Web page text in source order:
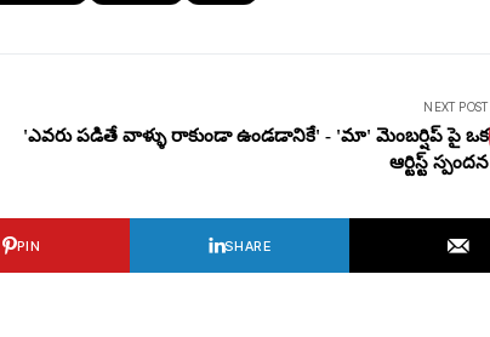
NEXT POST
'ఎవరు పడితే వాళ్ళు రాకుండా ఉండడానికే' - 'మా' మెంబర్షిప్ పై ఒక
ఆర్టిస్ట్ స్పందన
PIN SHARE